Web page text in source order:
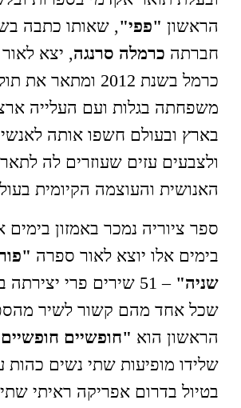
הראשון "פפי", שאותו כתבה
חברתה כרמלה סרנגה, יצא
כרמל בשנת 2012 ומתאר
משפחתה בגלות ועם העלייה
בארץ ובעולם חשפו אותה
ולצבעים עזים שעוזרים לה
האנושית והעוצמה הקיומית
ספר ציוריה נמכר באמזון בימים
בימים אלו יוצא לאור ספרה
שניה"
– 51 שירים פרי
שכל אחד מהם קשור לשיר
הראשון הוא "חופשיים
שלידו מופיעות שתי נשים כהות
בטיול בדרום אפריקה ראיתי